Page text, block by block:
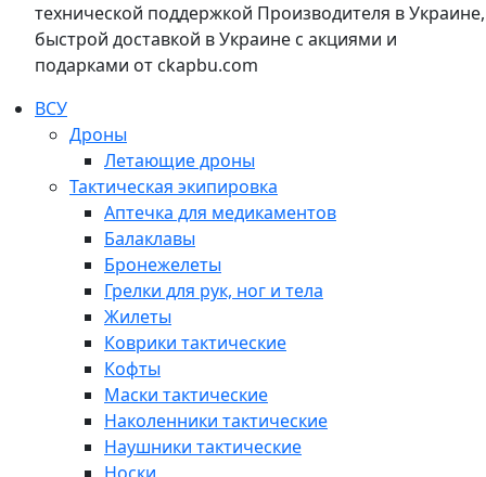
технической поддержкой Производителя в Украине,
быстрой доставкой в Украине с акциями и
подарками от ckapbu.com
ВСУ
Дроны
Летающие дроны
Тактическая экипировка
Аптечка для медикаментов
Балаклавы
Бронежелеты
Грелки для рук, ног и тела
Жилеты
Коврики тактические
Кофты
Маски тактические
Наколенники тактические
Наушники тактические